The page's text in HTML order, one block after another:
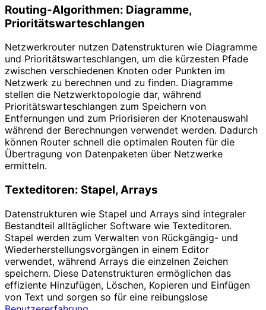
Routing-Algorithmen: Diagramme,
Prioritätswarteschlangen
Netzwerkrouter nutzen Datenstrukturen wie Diagramme
und Prioritätswarteschlangen, um die kürzesten Pfade
zwischen verschiedenen Knoten oder Punkten im
Netzwerk zu berechnen und zu finden. Diagramme
stellen die Netzwerktopologie dar, während
Prioritätswarteschlangen zum Speichern von
Entfernungen und zum Priorisieren der Knotenauswahl
während der Berechnungen verwendet werden. Dadurch
können Router schnell die optimalen Routen für die
Übertragung von Datenpaketen über Netzwerke
ermitteln.
Texteditoren: Stapel, Arrays
Datenstrukturen wie Stapel und Arrays sind integraler
Bestandteil alltäglicher Software wie Texteditoren.
Stapel werden zum Verwalten von Rückgängig- und
Wiederherstellungsvorgängen in einem Editor
verwendet, während Arrays die einzelnen Zeichen
speichern. Diese Datenstrukturen ermöglichen das
effiziente Hinzufügen, Löschen, Kopieren und Einfügen
von Text und sorgen so für eine reibungslose